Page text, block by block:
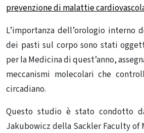
prevenzione di malattie
L’importanza dell’orologio interno
dei pasti sul corpo sono stati
per la Medicina di quest’anno,
meccanismi molecolari che
circadiano.
Questo studio è stato condotto
Jakubowicz della Sackler Faculty of